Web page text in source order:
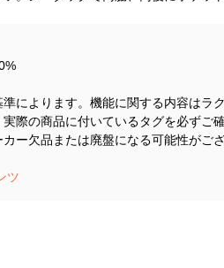
準によります。機能に関する内容はラ
実際の商品に付いているタグを必ずご
カー欠品または廃盤になる可能性がご
ツ